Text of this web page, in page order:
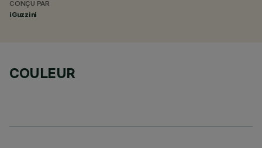
CONÇU PAR
iGuzzini
COULEUR